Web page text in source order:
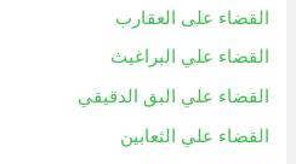
القضاء على العقارب
القضاء علي البراغيث
القضاء علي البق الدقيقي
القضاء علي الثعابين